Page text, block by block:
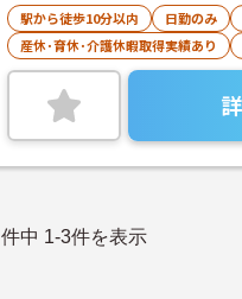
駅から徒歩10分以内 日勤のみ
産休･育休･介護休暇取得実績あり
件中 1-3件を表示